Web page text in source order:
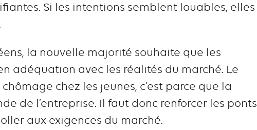
Si les intentions semblent louables, elles
la nouvelle majorité souhaite que les
adéquation avec les réalités du marché. Le
chez les jeunes, c’est parce que la
de l’entreprise. Il faut donc renforcer les ponts
aux exigences du marché.